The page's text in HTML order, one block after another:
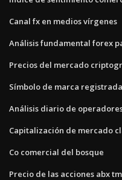
Canal fx en medios vírgenes
Análisis fundamental forex
Precios del mercado
Símbolo de marca registrada
Análisis diario de
Capitalización de mercado
Co comercial del bosque
Precio de las acciones abx